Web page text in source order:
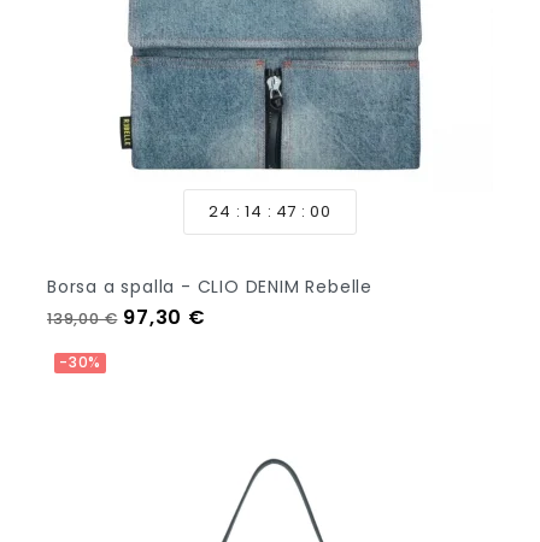
24 14 46 58
Borsa a spalla - CLIO DENIM Rebelle
Prezzo regolare
139,00 € Prezzo
97,30 €
-30%